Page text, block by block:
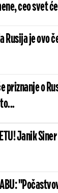
ceo svet
Rusija je ovo
priznanje o
Janik